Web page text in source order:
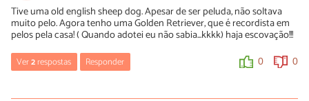
Tive uma old english sheep dog. Apesar de ser peluda, não soltava
muito pelo. Agora tenho uma Golden Retriever, que é recordista em
pelos pela casa! ( Quando adotei eu não sabia...kkkk) haja escovação!!!
Ver2respostas Responder 0 0